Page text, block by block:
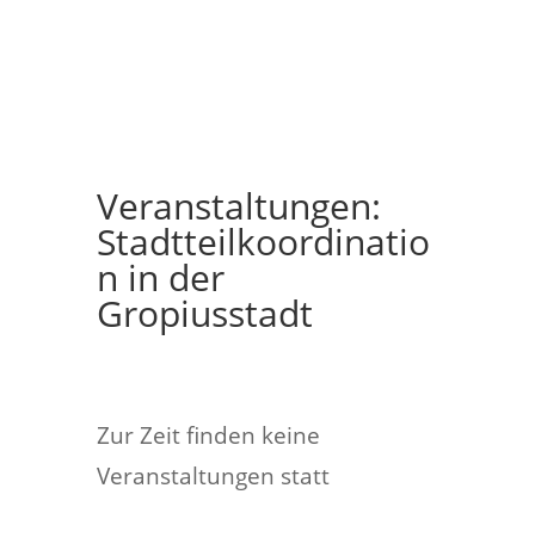
Veranstaltungen:
Stadtteilkoordinatio
n in der
Gropiusstadt
Zur Zeit finden keine
Veranstaltungen statt